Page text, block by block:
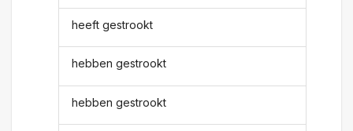
heeft gestrookt
hebben gestrookt
hebben gestrookt